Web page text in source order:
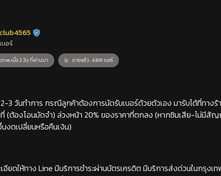
ร้านยืนยันแล้ว
บอร์
เมื่อ 2 วัน ที่ผ่านมา ขายแล้ว : 4,841 เบอร์
3 วันทำการ กรณีลูกค้าต้องการนัดรับเบอร์ด้วยตัวเอง มารับได้ที่ทาง
(ต้องโอนมัดจำ) ล่วงหน้า 20% ของราคาที่ตกลง (หากซิมเสีย-ไม่มี
งดเปลี่ยนหรือคืนเงิน)
เอียดให้ทาง Line มีบริการชำระผ่านบัตรเครดิต มีบริการส่งด่วนในกรุงเ